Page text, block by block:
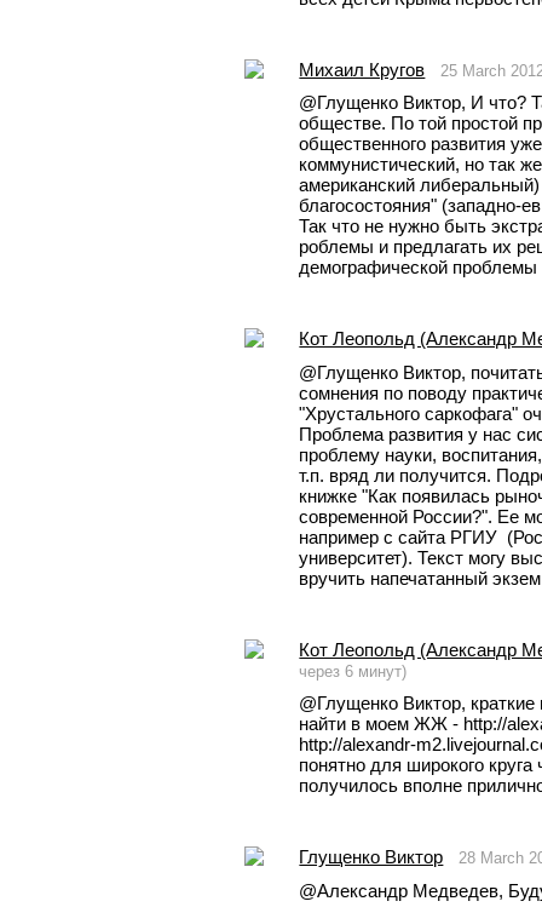
Михаил Кругов 25 March
@Глущенко Виктор, И что?
обществе. По той простой
общественного развития
коммунистический, но так
американский
благосостояния" (западно-
Так что не нужно быть
роблемы и предлагать их
демографической
Кот Леопольд (Александр
@Глущенко Виктор,
сомнения по поводу
"Хрустального саркофага"
Проблема развития у нас
проблему науки,
т.п. вряд ли получится.
книжке "Как появилась
современной России?". Ее
например с сайта РГИУ
университет). Текст могу
вручить напечатанный
Кот Леопольд (Александр
через 6 минут)
@Глущенко Виктор,
найти в моем ЖЖ - http://
http://alexandr-
понятно для широкого круга
получилось вполне
Глущенко Виктор 28 March
@Александр Медведев,